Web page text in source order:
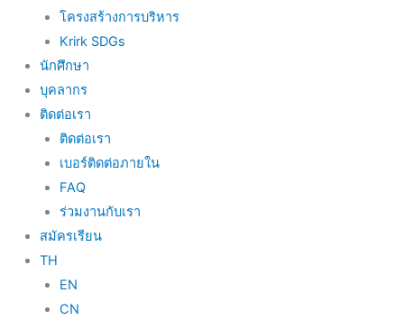
โครงสร้างการบริหาร
Krirk SDGs
นักศึกษา
บุคลากร
ติดต่อเรา
ติดต่อเรา
เบอร์ติดต่อภายใน
FAQ
ร่วมงานกับเรา
สมัครเรียน
TH
EN
CN